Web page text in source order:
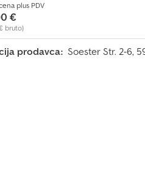
plus PDV
€
bruto)
prodavca: Soester Str. 2-6,